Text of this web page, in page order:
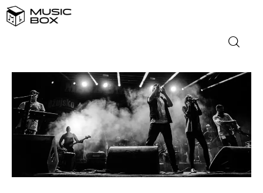
NASLOVNICA
DOMAĆA GLAZBA
STRANA GLAZBA
FILM